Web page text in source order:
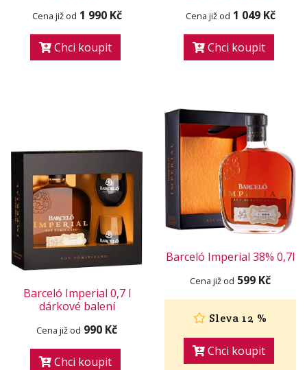
Cena již od 1 990 Kč
Chci koupit
Cena již od 1 049 Kč
Chci koupit
Barceló Imperial 0,7 l
dárkové balení
Cena již od 990 Kč
Chci koupit
Barceló Imperial 38% 0,7l
Cena již od 599 Kč
Sleva 12 %
Chci koupit